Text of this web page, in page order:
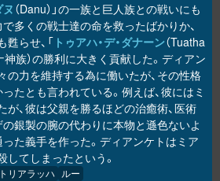
ヌ （Danu）」の一族と巨人族との戦いにも
多くの戦士達の命を救ったばかりか、
らせ、「 トゥアハ・デ・ダナーン（Tuatha
神族）の勝利に大きく貢献した。ディアン
の力を維持する為に働いたが、その性格
たとも言われている。例えば、彼にはミ
、彼は父親を勝るほどの治癒術、医術
の銀製の腕の代わりに本物と遜色ないよ
った義手を作った。ディアンケトはミア
てしまったという。
リアラッハ ルー